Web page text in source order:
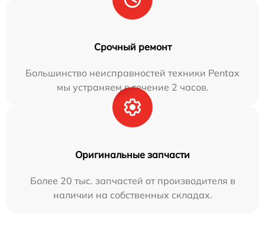
Срочный ремонт
Большинство неисправностей техники Pentax
мы устраняем в течение 2 часов.
Оригинальные запчасти
Более 20 тыс. запчастей от производителя в
наличии на собственных складах.